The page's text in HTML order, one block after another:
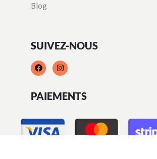
Blog
SUIVEZ-NOUS
PAIEMENTS